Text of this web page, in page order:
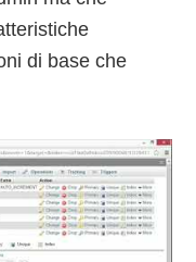
di base che